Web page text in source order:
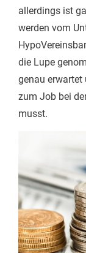
allerdings ist
werden vom
die Lupe
genau erwartet
zum Job bei
musst.